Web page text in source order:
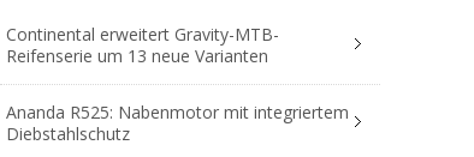
Continental erweitert Gravity-MTB-
Reifenserie um 13 neue Varianten
Ananda R525: Nabenmotor mit integriertem
Diebstahlschutz